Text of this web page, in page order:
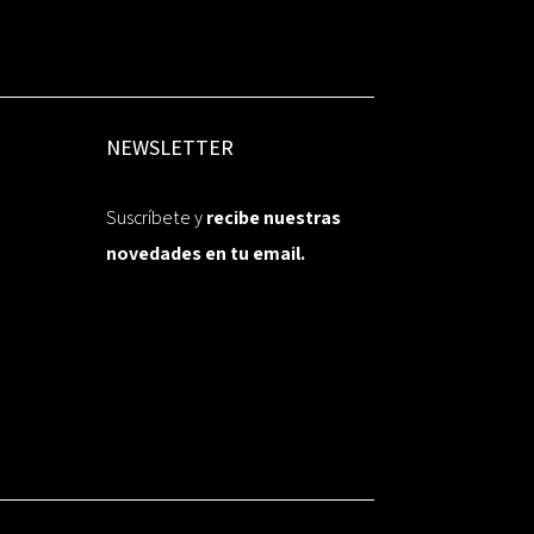
NEWSLETTER
Suscríbete yrecibe nuestras
novedades en tu email.